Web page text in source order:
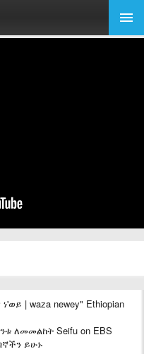
| waza newey" Ethiopian
ለመመልከት Seifu on EBS
ይሁኑ